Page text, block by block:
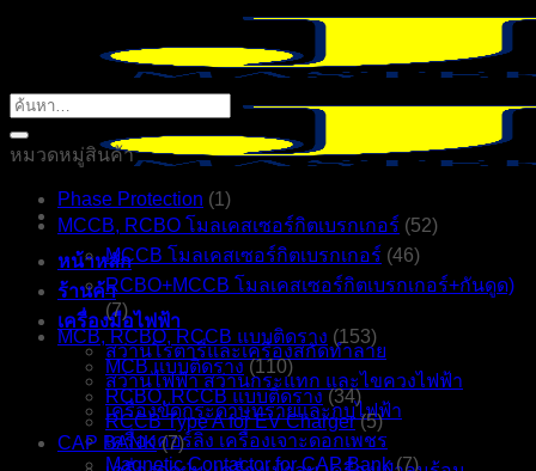
เนื้อหา
หน้าหลัก
ร้านค้า
เครื่องมือไฟฟ้า
สว่านโรตารี่และเครื่องสกัดทำลาย
สว่านไฟฟ้า สว่านกระแทก และไขควงไฟฟ้า
เครื่องขัดกระดาษทรายและกบไฟฟ้า
เครื่องคอร์ลิ่ง เครื่องเจาะดอกเพชร
ค้นหา:
หมวดหมู่สินค้า
Phase Protection (1)
MCCB, RCBO โมลเคสเซอร์กิตเบรกเกอร์ (52)
MCCB โมลเคสเซอร์กิตเบรกเกอร์ (46)
RCBO+MCCB โมลเคสเซอร์กิตเบรกเกอร์+กันดูด)
(7)
MCB, RCBO, RCCB แบบติดราง (153)
MCB แบบติดราง (110)
RCBO, RCCB แบบติดราง (34)
RCCB Type A for EV Charger (5)
CAP BANK (7)
Magnetic Contactor for CAP Bank (7)